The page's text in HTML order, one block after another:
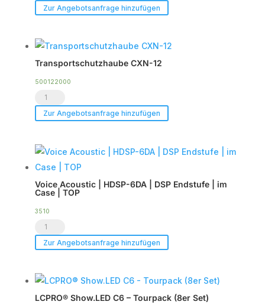
Duty
für
zu
2
CXN-
Menge
Zur Angebotsanfrage hinzufügen
Transportschutzhaube CXN-12
500122000
Transportschutzhaube
CXN-
Menge
Zur Angebotsanfrage hinzufügen
Voice Acoustic | HDSP-6DA | DSP Endstufe | im
Case | TOP
3510
Voice
Acoustic
HDSP-
6DA
|
Zur Angebotsanfrage hinzufügen
LCPRO® Show.LED C6 – Tourpack (8er Set)